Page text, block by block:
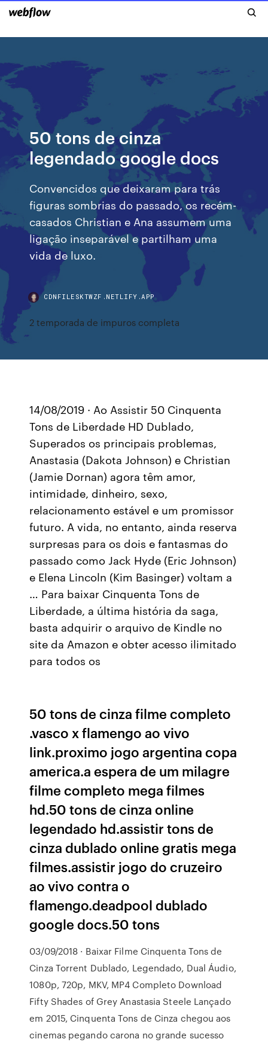
50 tons de cinza
legendado google docs
Convencidos que deixaram para trás
figuras sombrias do passado, os recém-
casados Christian e Ana assumem uma
ligação inseparável e partilham uma
vida de luxo.
CDNFILESKTWZF.NETLIFY.APP
2 temporada de impuros completa
14/08/2019 · Ao Assistir 50 Cinquenta
Tons de Liberdade HD Dublado,
Superados os principais problemas,
Anastasia (Dakota Johnson) e Christian
(Jamie Dornan) agora têm amor,
intimidade, dinheiro, sexo,
relacionamento estável e um promissor
futuro. A vida, no entanto, ainda reserva
surpresas para os dois e fantasmas do
passado como Jack Hyde (Eric Johnson)
e Elena Lincoln (Kim Basinger) voltam a
… Para baixar Cinquenta Tons de
Liberdade, a última história da saga,
basta adquirir o arquivo de Kindle no
site da Amazon e obter acesso ilimitado
para todos os
50 tons de cinza filme completo
.vasco x flamengo ao vivo
link.proximo jogo argentina copa
america.a espera de um milagre
filme completo mega filmes
hd.50 tons de cinza online
legendado hd.assistir tons de
cinza dublado online gratis mega
filmes.assistir jogo do cruzeiro
ao vivo contra o
flamengo.deadpool dublado
google docs.50 tons
03/09/2018 · Baixar Filme Cinquenta Tons de
Cinza Torrent Dublado, Legendado, Dual Áudio,
1080p, 720p, MKV, MP4 Completo Download
Fifty Shades of Grey Anastasia Steele Lançado
em 2015, Cinquenta Tons de Cinza chegou aos
cinemas pegando carona no grande sucesso